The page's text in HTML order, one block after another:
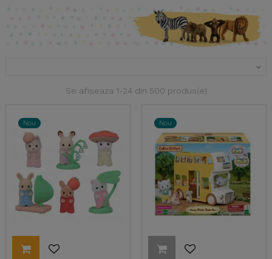

Se afiseaza 1-24 din 500 produs(e)
Nou Nou